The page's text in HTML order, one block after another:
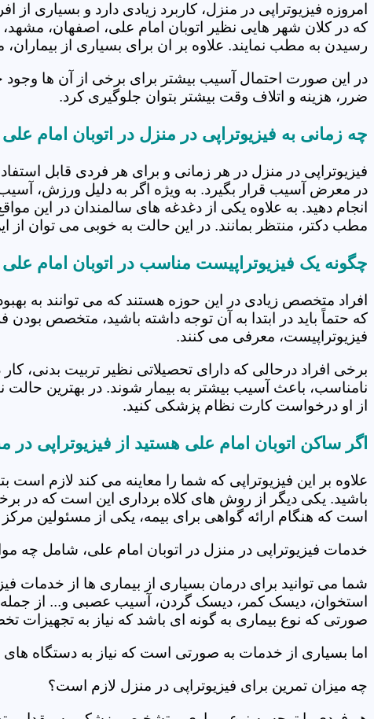
امروزه فیزیوتراپی در منزل، کاربرد زیادی دارد و بسیاری
که در کلان شهر هایی نظیر اتوبان امام علی، اصفهان،
رسیدن به مطب نمایند. علاوه بر ان برای بسیاری از
در این صورت احتمال آسیب بیشتر برای برخی از آن ها وجود
ضرر، هزینه و اتلاف وقت بیشتر بتوان جلوگیری کرد.
چه زمانی به فیزیوتراپی در منزل در اتوبان امام
فیزیوتراپی در منزل در هر زمانی و برای هر فردی قابل
در معرض آسیب قرار بگیرد. به ویژه اگر به دلیل ورزش،
انجام دهید. به علاوه یکی از دغدغه های سالمندان در این
مطب دکتر، منتظر بمانند. در این حالت به خوبی می توان از
چگونه یک فیزیوتراپیست مناسب در اتوبان امام علی
افراد متخصص زیادی در این حوزه هستند که می توانند به
که حتماً باید در ابتدا به آن توجه داشته باشید، متخصص
فیزیوتراپیست، معرفی می کنند.
برخی افراد درحالی که دارای تحصیلاتی نظیر تربیت بدنی،
نامناسب، باعث آسیب بیشتر به بیمار شوند. در بهترین
از او درخواست کارت نظام پزشکی کنید.
اگر ساکن اتوبان امام علی هستید از فیزیوتراپی
علاوه بر این فیزیوتراپی که شما را معاینه می کند لازم است
باشید. یکی دیگر از روش های کلاه برداری این است که در
است که هنگام ارائه گواهی برای بیمه، یکی از مسئولین
خدمات فیزیوتراپی در منزل در اتوبان امام علی، شامل چه
شما می توانید برای درمان بسیاری از بیماری ها از خدمات
استخوان، دیسک کمر، دیسک گردن، آسیب عصبی و... از جمله
صورتی که نوع بیماری به گونه ای باشد که نیاز به تجهیزات
اما بسیاری از خدمات به صورتی است که نیاز به دستگاه
چه میزان تمرین برای فیزیوتراپی در منزل لازم است؟